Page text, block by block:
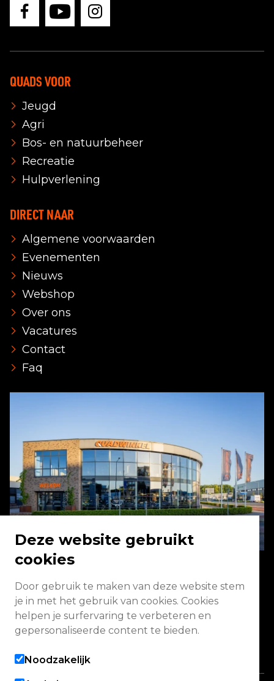
QUADS VOOR
Jeugd
Agri
Bos- en natuurbeheer
Recreatie
Hulpverlening
DIRECT NAAR
Algemene voorwaarden
Evenementen
Nieuws
Webshop
Over ons
Vacatures
Contact
Faq
Energieweg 2 3771 NA Barneveld
Vandaag gesloten
Deze website gebruikt
cookies
Door gebruik te maken van deze website stem
je in met het gebruik van cookies. Cookies
helpen je surfervaring te verbeteren en
gepersonaliseerde content te bieden.
Noodzakelijk